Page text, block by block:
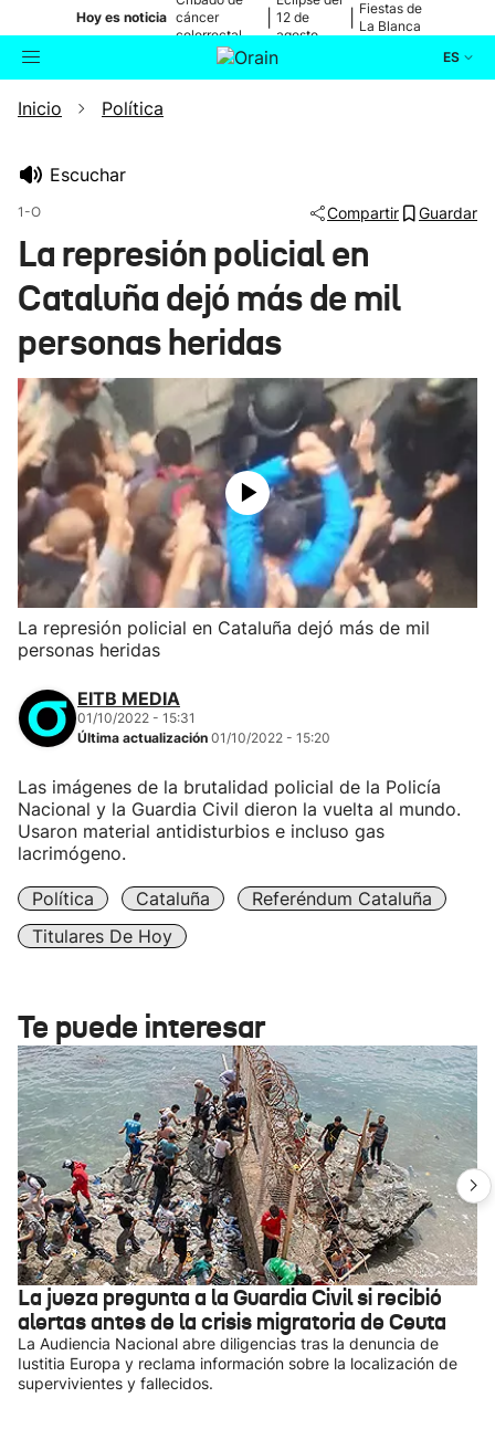
Hoy es noticia cáncer
colorrectal
12 de
agosto
Fiestas de
La Blanca
ES
Buscador
Ikusmiran
Eguraldia
Inicio Política
Escuchar
1-O Compartir Guardar
La represión policial en
Cataluña dejó más de mil
personas heridas
La represión policial en Cataluña dejó más de mil
personas heridas
EITB MEDIA
01/10/2022 - 15:31
Última actualización 01/10/2022 - 15:20
Las imágenes de la brutalidad policial de la Policía
Nacional y la Guardia Civil dieron la vuelta al mundo.
Usaron material antidisturbios e incluso gas
lacrimógeno.
Política Cataluña
Referéndum Cataluña
Titulares De Hoy
Te puede interesar
La jueza pregunta a la Guardia Civil si recibió
alertas antes de la crisis migratoria de Ceuta
La Audiencia Nacional abre diligencias tras la denuncia de
Iustitia Europa y reclama información sobre la localización de
supervivientes y fallecidos.